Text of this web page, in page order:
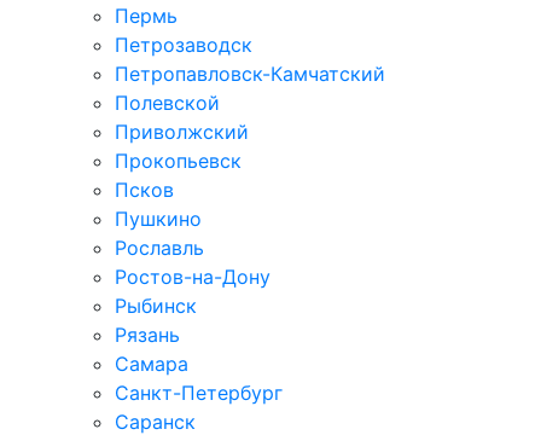
Пермь
Петрозаводск
Петропавловск-Камчатский
Полевской
Приволжский
Прокопьевск
Псков
Пушкино
Рославль
Ростов-на-Дону
Рыбинск
Рязань
Самара
Санкт-Петербург
Саранск